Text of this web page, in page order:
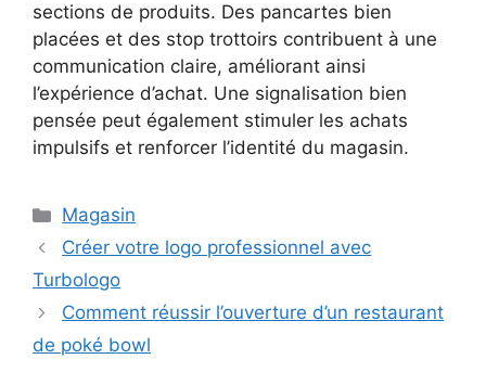
sections de produits. Des pancartes bien
placées et des stop trottoirs contribuent à une
communication claire, améliorant ainsi
l’expérience d’achat. Une signalisation bien
pensée peut également stimuler les achats
impulsifs et renforcer l’identité du magasin.
Catégories
Magasin
Créer votre logo professionnel avec
Turbologo
Comment réussir l’ouverture d’un restaurant
de poké bowl